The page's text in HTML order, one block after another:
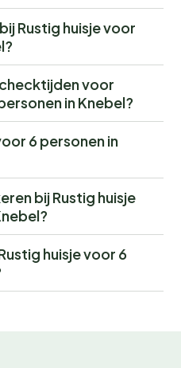
Rustig huisje voor
voor
in Knebel?
6 personen in
bij Rustig huisje
huisje voor 6